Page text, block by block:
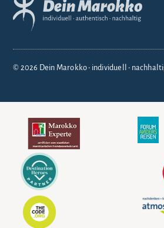
© 2026 Dein Marokko • individuell •